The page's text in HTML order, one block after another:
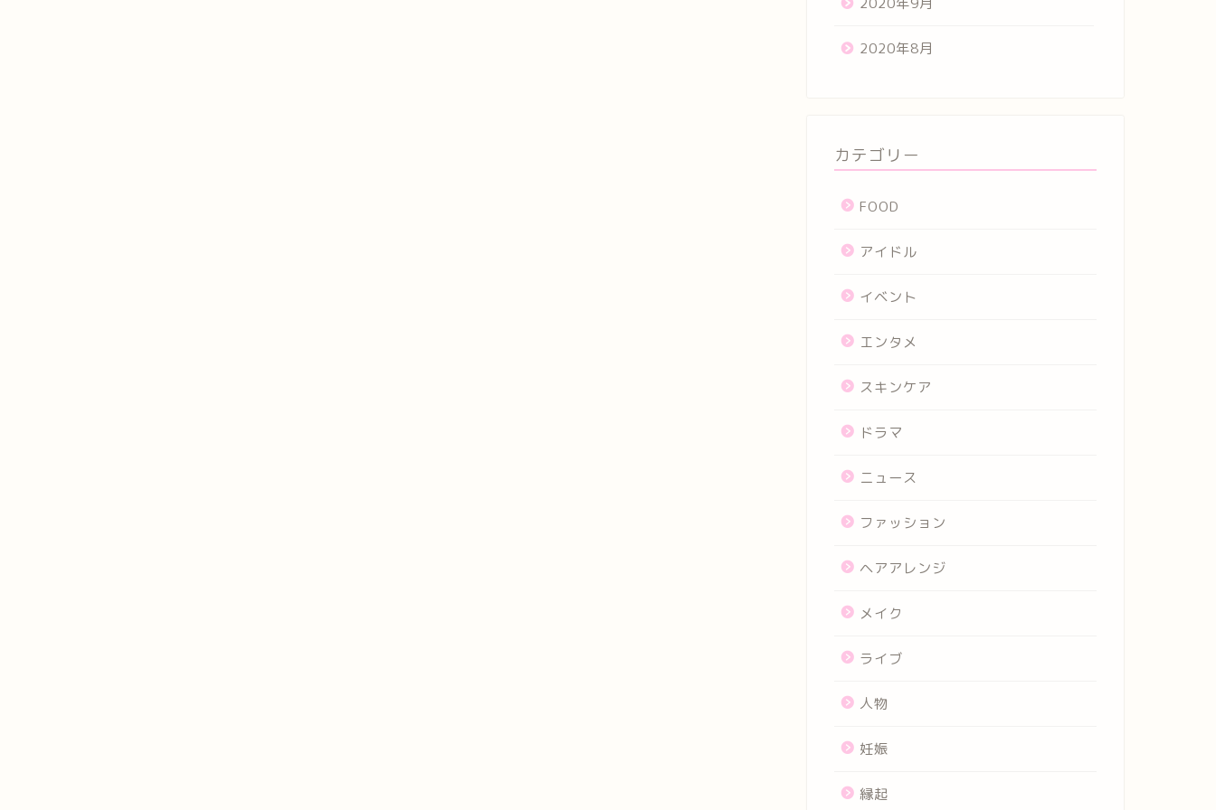
2020年8月
カテゴリー
FOOD
アイドル
イベント
エンタメ
スキンケア
ドラマ
ニュース
ファッション
ヘアアレンジ
メイク
ライブ
人物
妊娠
縁起